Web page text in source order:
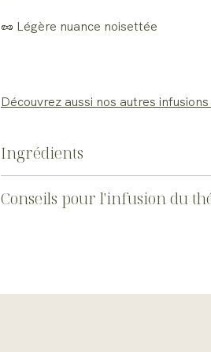
🥜 Légère nuance noisettée
Découvrez aussi nos autres
Ingrédients
Conseils pour l'infusion du